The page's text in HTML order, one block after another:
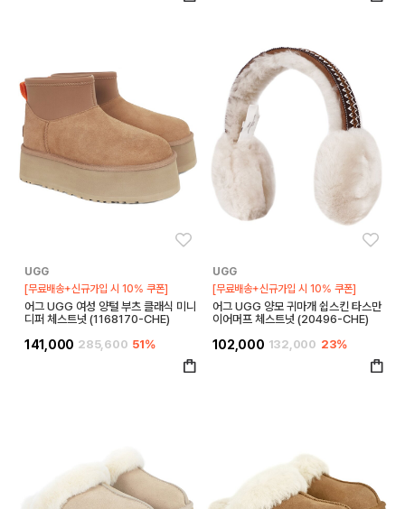
UGG
[무료배송+신규가입 시 10% 쿠폰]
어그 UGG 여성 양털 부츠 클래식 미니
디퍼 체스트넛 (1168170-CHE)
141,000 285,600 51%
UGG
[무료배송+신규가입 시 10% 쿠폰]
어그 UGG 양모 귀마개 쉽스킨 타스만
이어머프 체스트넛 (20496-CHE)
102,000 132,000 23%